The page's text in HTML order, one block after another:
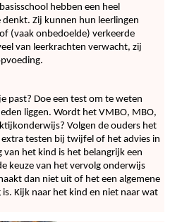
hebben een heel
Zij kunnen hun leerlingen
(vaak onbedoelde) verkeerde
van leerkrachten verwacht, zij
past? Doe een test om te weten
liggen. Wordt het VMBO, MBO,
Volgen de ouders het
testen bij twijfel of het advies in
het kind is het belangrijk een
keuze van het vervolg onderwijs
dan niet uit of het een algemene
Kijk naar het kind en niet naar wat